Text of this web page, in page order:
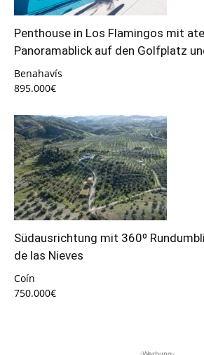
Penthouse in Los Flamingos mit
Panoramablick auf den Golfplatz
Benahavís
895.000€
Südausrichtung mit 360º
de las Nieves
Coín
750.000€